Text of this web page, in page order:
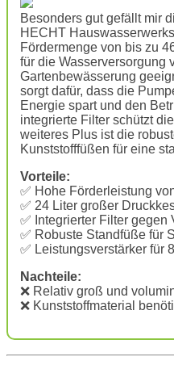
Besonders gut gefällt mir
HECHT
Fördermenge von bis zu
für die Wasserversorgung
Gartenbewässerung
sorgt dafür, dass die
Energie spart und den
integrierte Filter schützt
weiteres Plus ist die
Kunststofffüßen für eine
Vorteile:
✅ Hohe Förderleistung
✅ 24 Liter großer
✅ Integrierter Filter gegen
✅ Robuste Standfüße für
✅ Leistungsverstärker für
Nachteile:
❌ Relativ groß und
❌ Kunststoffmaterial